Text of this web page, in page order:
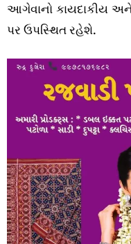
આગેવાનો કાયદાકીય
પર ઉપસ્થિત રહેશે.